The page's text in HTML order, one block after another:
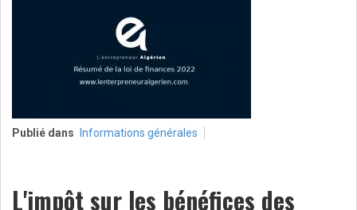
Publié dans Informations générales
L'impôt sur les bénéfices des